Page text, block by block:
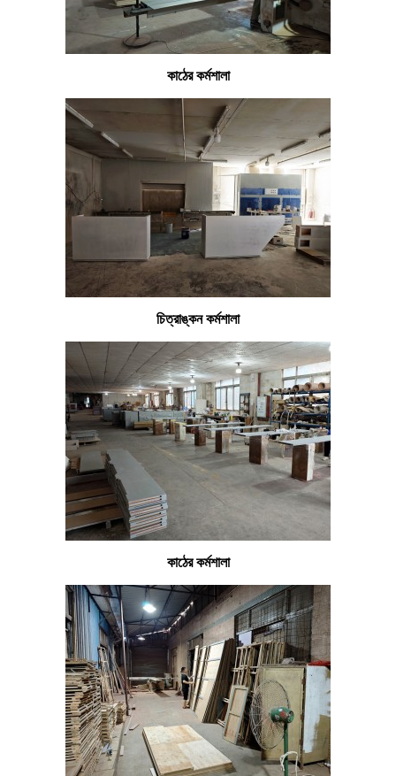
কাঠের কর্মশালা
চিত্রাঙ্কন কর্মশালা
কাঠের কর্মশালা